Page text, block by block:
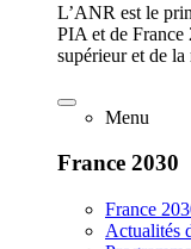
L’ANR est le
PIA et de France
supérieur et de la
Menu
France 2030
France
Actualités